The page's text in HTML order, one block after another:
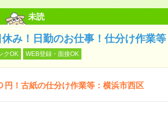
未読
み！日勤のお仕事！仕分け作業等
クOK WEB登録・面接OK
円！古紙の仕分け作業等：横浜市西区